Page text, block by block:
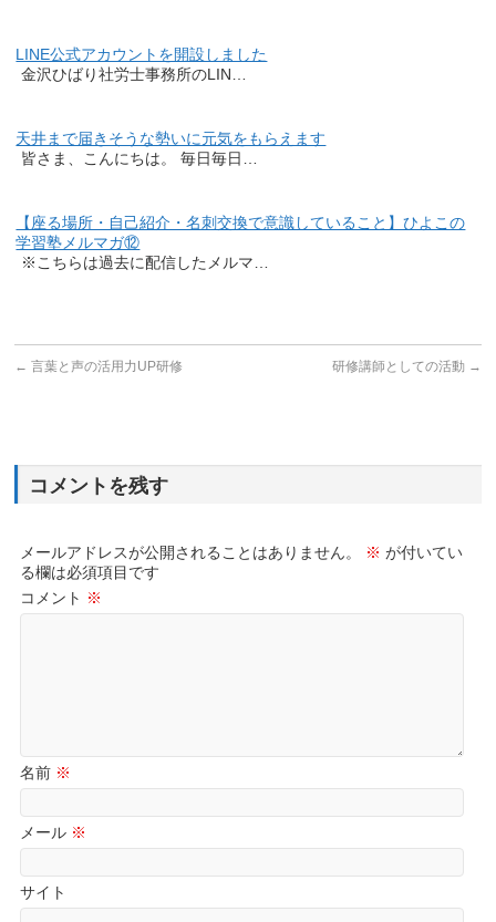
LINE公式アカウントを開設しました
金沢ひばり社労士事務所のLIN…
天井まで届きそうな勢いに元気をもらえます
皆さま、こんにちは。 毎日毎日…
【座る場所・自己紹介・名刺交換で意識していること】ひよこの
学習塾メルマガ⑫
※こちらは過去に配信したメルマ…
← 言葉と声の活用力UP研修 研修講師としての活動 →
コメントを残す
メールアドレスが公開されることはありません。 ※ が付いてい
る欄は必須項目です
コメント ※
名前 ※
メール ※
サイト